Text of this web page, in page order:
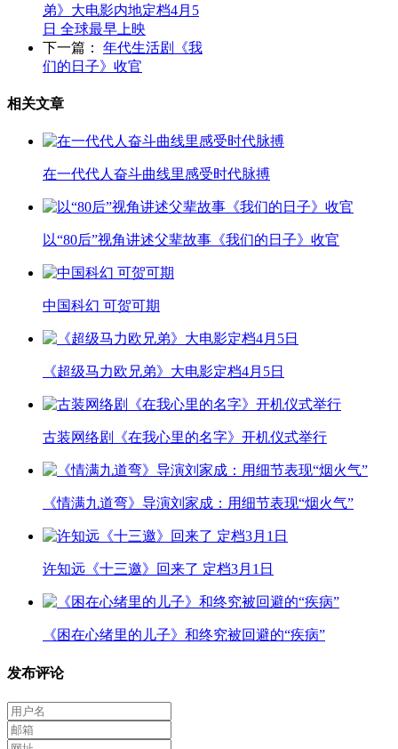
弟》大电影内地定档4月5
日 全球最早上映
下一篇：
年代生活剧《我
们的日子》收官
相关文章
在一代代人奋斗曲线里感受时代脉搏
以“80后”视角讲述父辈故事《我们的日子》收官
中国科幻 可贺可期
《超级马力欧兄弟》大电影定档4月5日
古装网络剧《在我心里的名字》开机仪式举行
《情满九道弯》导演刘家成：用细节表现“烟火气”
许知远《十三邀》回来了 定档3月1日
《困在心绪里的儿子》和终究被回避的“疾病”
发布评论